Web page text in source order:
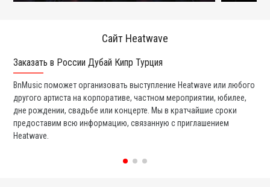
Сайт Heatwave
Заказать в России Дубай Кипр Турция
BnMusic поможет организовать выступление Heatwave или любого
другого артиста на корпоративе, частном мероприятии, юбилее,
дне рождении, свадьбе или концерте. Мы в кратчайшие сроки
предоставим всю информацию, связанную с приглашением
Heatwave.